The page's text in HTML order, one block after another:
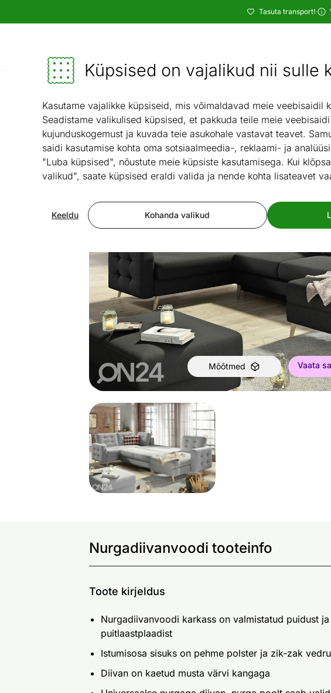
Küpsised on vajalikud nii sulle
Kasutame vajalikke küpsiseid, mis võimaldavad meie veebisaidil
Seadistame valikulised küpsised, et pakkuda teile meie
kujunduskogemust ja kuvada teie asukohale vastavat teavet.
saidi kasutamise kohta oma sotsiaalmeedia-, reklaami- ja
"Luba küpsised", nõustute meie küpsiste kasutamisega. Kui
valikud", saate küpsised eraldi valida ja nende kohta lisateavet
Kohanda valikud
Keeldu
Tasuta transport!·
Mööbel ja sisustus - ON24
Mõõtmed Vaata
Nurgadiivanvoodi tooteinfo
Toote kirjeldus
Nurgadiivanvoodi karkass on valmistatud puidust ja
puitlaastplaadist
Istumisosa sisuks on pehme polster ja zik-zak
Diivan on kaetud musta värvi kangaga